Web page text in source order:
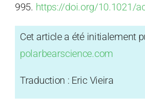
995. https://doi.org/10.1021/
Cet article a été initialement
polarbearscience.com
Traduction : Eric Vieira